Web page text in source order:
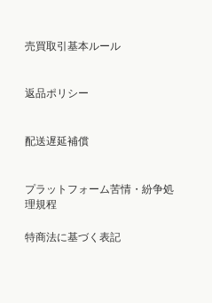
売買取引基本ルール
返品ポリシー
配送遅延補償
プラットフォーム苦情・紛争処
理規程
特商法に基づく表記